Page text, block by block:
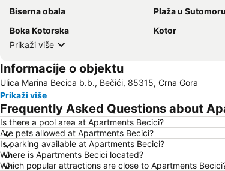
Biserna obala
Plaža u Sutomoru
Boka Kotorska
Kotor
Prikaži više
Informacije o objektu
Ulica Marina Becica b.b., Bečići, 85315, Crna Gora
Prikaži više
Frequently Asked Questions about
Is there a pool area at Apartments Becici?
Are pets allowed at Apartments Becici?
Is parking available at Apartments Becici?
Where is Apartments Becici located?
Which popular attractions are close to Apartments